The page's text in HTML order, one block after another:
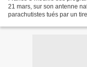
21 mars, sur son antenne
parachutistes tués par un